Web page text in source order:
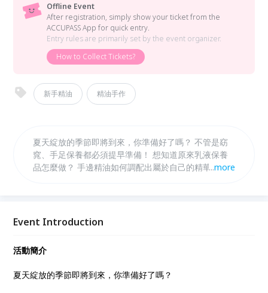
Offline Event
After registration, simply show your ticket from the
ACCUPASS App for quick entry.
Entry rules are primarily set by the event organizer.
How to Collect Tickets?
新手精油 精油手作
夏天綻放的季節即將到來，你準備好了嗎？ 不管是窈
窕、手足保養都必須提早準備！ 想知道原來乳液保養
品怎麼做？ 手邊精油如何調配出屬於自己的精華配
出專屬於自己的精油保養品吧！
...more
Event Introduction
活動簡介
夏天綻放的季節即將到來，你準備好了嗎？